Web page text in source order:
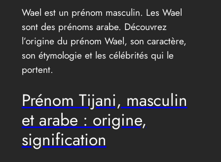
Wael est un prénom masculin. Les Wael
sont des prénoms arabe. Découvrez
l’origine du prénom Wael, son caractère,
son étymologie et les célébrités qui le
portent.
Prénom Tijani, masculin
et arabe : origine,
signification